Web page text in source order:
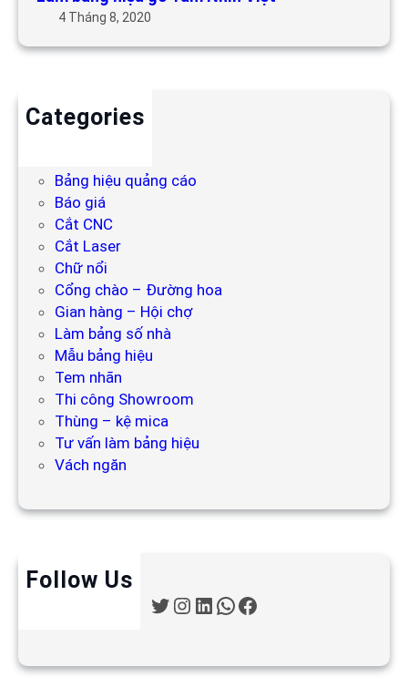
4 Tháng 8, 2020
Categories
Bảng hiệu quảng cáo
Báo giá
Cắt CNC
Cắt Laser
Chữ nổi
Cổng chào – Đường hoa
Gian hàng – Hội chợ
Làm bảng số nhà
Mẫu bảng hiệu
Tem nhãn
Thi công Showroom
Thùng – kệ mica
Tư vấn làm bảng hiệu
Vách ngăn
Follow Us
T
t
I
t
L
k
W
t
F
e